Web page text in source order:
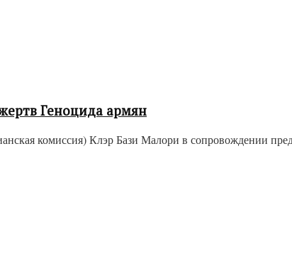
Геноцида армян
комиссия) Клэр Бази Малори в сопровождении